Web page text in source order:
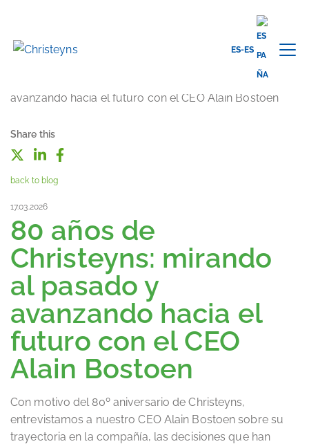
ES-ES
Share this
back to blog
17.03.2026
80 años de
Christeyns: mirando
al pasado y
avanzando hacia el
futuro con el CEO
Alain Bostoen
Con motivo del 80º aniversario de Christeyns,
entrevistamos a nuestro CEO Alain Bostoen sobre su
trayectoria en la compañía, las decisiones que han